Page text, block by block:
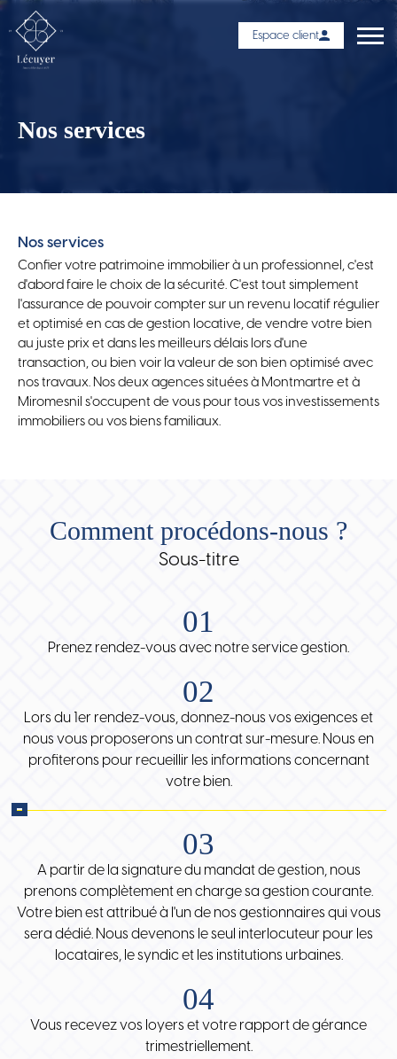
Espace client
Nos services
Nos services
Confier votre patrimoine immobilier à un professionnel, c'est
d'abord faire le choix de la sécurité. C'est tout simplement
l'assurance de pouvoir compter sur un revenu locatif régulier
et optimisé en cas de gestion locative, de vendre votre bien
au juste prix et dans les meilleurs délais lors d'une
transaction, ou bien voir la valeur de son bien optimisé avec
nos travaux. Nos deux agences situées à Montmartre et à
Miromesnil s'occupent de vous pour tous vos investissements
immobiliers ou vos biens familiaux.
Comment procédons-nous ?
Sous-titre
01
Prenez rendez-vous avec notre service gestion.
02
Lors du 1er rendez-vous, donnez-nous vos exigences et
nous vous proposerons un contrat sur-mesure. Nous en
profiterons pour recueillir les informations concernant
votre bien.
03
A partir de la signature du mandat de gestion, nous
prenons complètement en charge sa gestion courante.
Votre bien est attribué à l'un de nos gestionnaires qui vous
sera dédié. Nous devenons le seul interlocuteur pour les
locataires, le syndic et les institutions urbaines.
04
Vous recevez vos loyers et votre rapport de gérance
trimestriellement.